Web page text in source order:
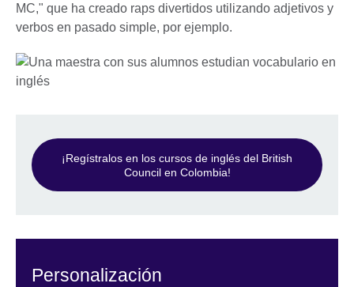
MC," que ha creado raps divertidos utilizando adjetivos y
verbos en pasado simple, por ejemplo.
¡Regístralos en los cursos de inglés del British
Council en Colombia!
Personalización